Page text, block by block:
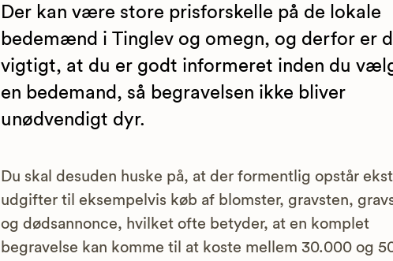
Der kan være store prisforskelle på de lokale
bedemænd i Tinglev og omegn, og derfor er
vigtigt, at du er godt informeret inden du
en bedemand, så begravelsen ikke bliver
unødvendigt dyr.
Du skal desuden huske på, at der formentlig opstår
udgifter til eksempelvis køb af blomster, gravsten,
og dødsannonce, hvilket ofte betyder, at en komplet
begravelse kan komme til at koste mellem 30.000 og